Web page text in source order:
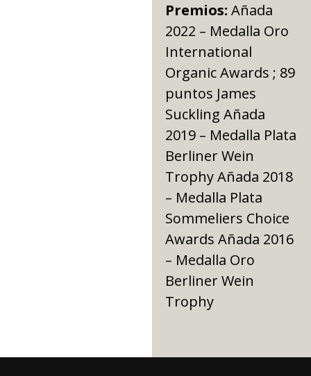
Premios: Añada
2022 – Medalla Oro
International
Organic Awards ; 89
puntos James
Suckling Añada
2019 – Medalla Plata
Berliner Wein
Trophy Añada 2018
– Medalla Plata
Sommeliers Choice
Awards Añada 2016
– Medalla Oro
Berliner Wein
Trophy